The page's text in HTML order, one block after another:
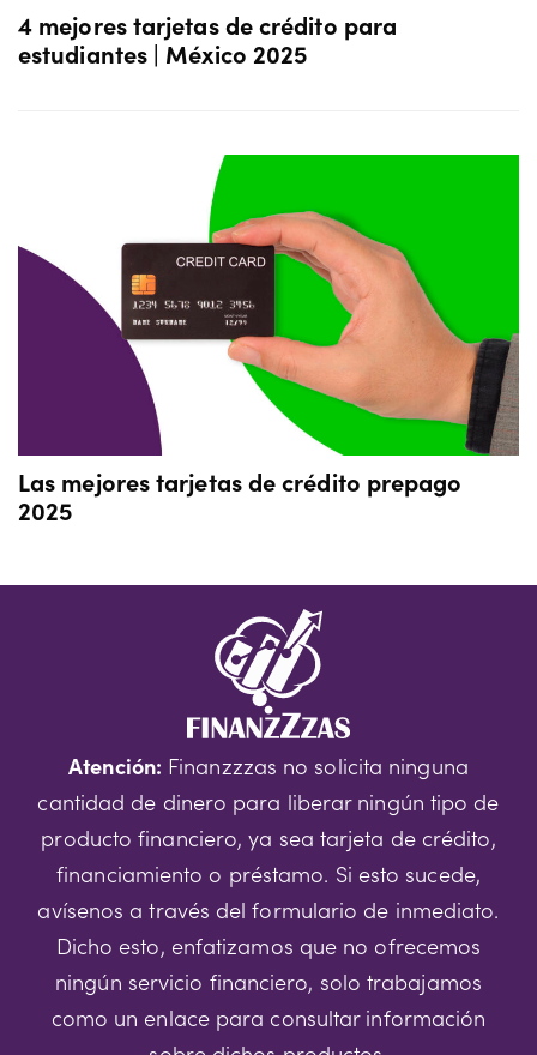
4 mejores tarjetas de crédito para
estudiantes | México 2025
Las mejores tarjetas de crédito prepago
2025
Atención: Finanzzzas no solicita ninguna
cantidad de dinero para liberar ningún tipo de
producto financiero, ya sea tarjeta de crédito,
financiamiento o préstamo. Si esto sucede,
avísenos a través del formulario de inmediato.
Dicho esto, enfatizamos que no ofrecemos
ningún servicio financiero, solo trabajamos
como un enlace para consultar información